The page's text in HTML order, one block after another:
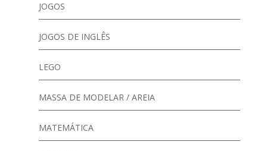
JOGOS
JOGOS DE INGLÊS
LEGO
MASSA DE MODELAR / AREIA
MATEMÁTICA